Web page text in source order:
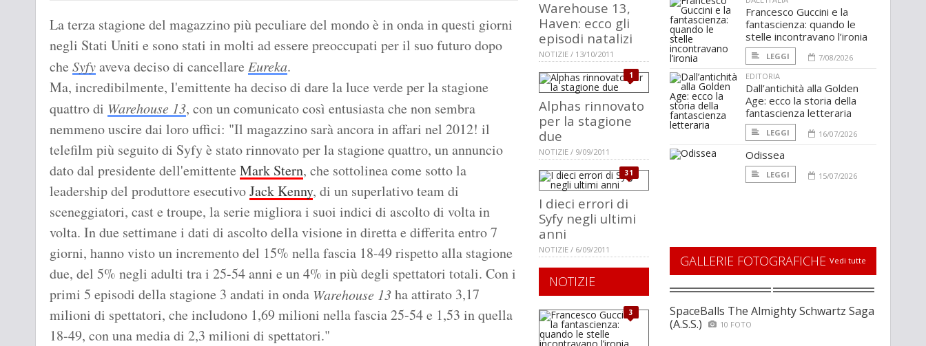
La terza stagione del magazzino più peculiare del mondo è in onda in questi giorni
negli Stati Uniti e sono stati in molti ad essere preoccupati per il suo futuro dopo
che Syfyaveva deciso di cancellare Eureka.
Ma, incredibilmente, l'emittente ha deciso di dare la luce verde per la stagione
quattro di Warehouse 13, con un comunicato così entusiasta che non sembra
nemmeno uscire dai loro uffici: "Il magazzino sarà ancora in affari nel 2012! il
telefilm più seguito di Syfy è stato rinnovato per la stagione quattro, un annuncio
dato dal presidente dell'emittente Mark Stern, che sottolinea come sotto la
leadership del produttore esecutivoJack Kenny, di un superlativo team di
sceneggiatori, cast e troupe, la serie migliora i suoi indici di ascolto di volta in
volta. In due settimane i dati di ascolto della visione in diretta e differita entro 7
giorni, hanno visto un incremento del 15% nella fascia 18-49 rispetto alla stagione
due, del 5% negli adulti tra i 25-54 anni e un 4% in più degli spettatori totali. Con i
primi 5 episodi della stagione 3 andati in onda Warehouse 13ha attirato 3,17
milioni di spettatori, che includono 1,69 milioni nella fascia 25-54 e 1,53 in quella
18-49, con una media di 2,3 milioni di spettatori."
Warehouse 13,
Haven: ecco gli
episodi natalizi
NOTIZIE / 13/10/2011
1
Alphas rinnovato
per la stagione
due
NOTIZIE / 9/09/2011
31
I dieci errori di
Syfy negli ultimi
anni
NOTIZIE / 6/09/2011
NOTIZIE
3
Francesco Guccini e la
fantascienza: quando le
stelle incontravano l’ironia
LEGGI
7/08/2026
EDITORIA
Dall’antichità alla Golden
Age: ecco la storia della
fantascienza letteraria
LEGGI 16/07/2026
Odissea
LEGGI 15/07/2026
GALLERIE FOTOGRAFICHE Vedi tutte
SpaceBalls The Almighty Schwartz Saga
(A.S.S.)
10 FOTO